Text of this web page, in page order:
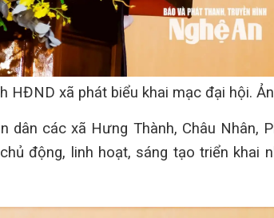
xã phát biểu khai mạc đại hội.
dân các xã Hưng Thành, Châu Nhân,
động, linh hoạt, sáng tạo triển khai